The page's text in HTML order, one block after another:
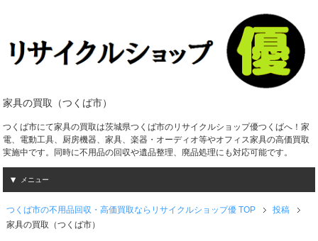
家具の買取（つくば市）
つくば市にて家具の買取は茨城県つくば市のリサイクルショップ優つくばへ！家
電、電動工具、厨房機器、家具、楽器・オーディオ等やオフィス家具の高価買取
実施中です。同時に不用品の回収や遺品整理、廃品処理にも対応可能です。
メニュー
つくば市の不用品回収・高価買取ならリサイクルショップ優 TOP
投稿
家具の買取（つくば市）